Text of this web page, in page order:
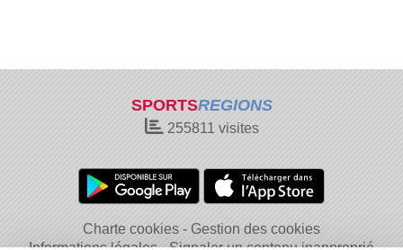
SPORTSREGIONS
255811 visites
Charte cookies
Gestion des cookies